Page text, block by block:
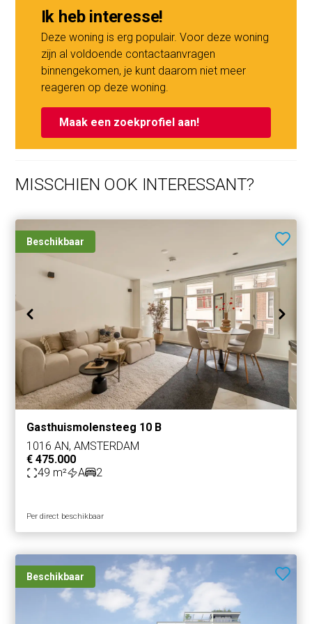
- Eigen grond, dus geen erfpacht!
- Royale achtertuin op het westen
- Eigen oprit met mogelijk een parkeerplaats
- Centrale ligging nabij scholen, sportverenigingen en
- Nabij ring A10
Ik heb interesse!
Deze woning is erg populair. Voor deze woning
zijn al voldoende contactaanvragen
binnengekomen, je kunt daarom niet meer
reageren op deze woning.
Maak een zoekprofiel aan!
MISSCHIEN OOK INTERESSANT?
Beschikbaar
Gasthuismolensteeg 10 B
1016 AN, AMSTERDAM
€ 475.000
49 m²
A 2
Per direct beschikbaar
Beschikbaar